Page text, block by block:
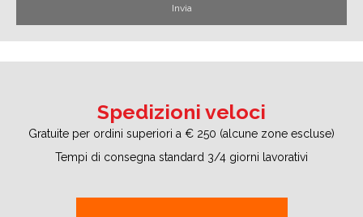
Spedizioni veloci
Gratuite per ordini superiori a € 250 (alcune zone escluse)
Tempi di consegna standard 3/4 giorni lavorativi